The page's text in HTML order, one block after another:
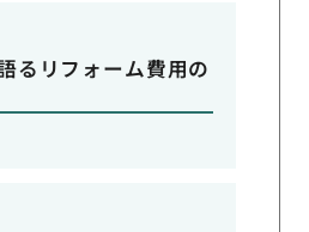
るリフォーム費用の